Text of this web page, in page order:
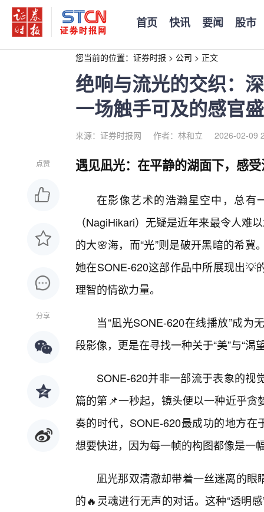
首页 快讯 要闻 股市
您当前的位置： 证券时报 > 公司 > 正文
绝响与流光的交织：
一场触手可及的感官
来源：证券时报网 作者：林和立 2026-02-09
点赞
分享
遇见凪光：在平静的湖面下，感
在影像艺术的浩瀚星空中，总有
（NagiHikari）无疑是近年来最令人难
的大🌸海，而“光”则是破开黑暗的希
她在SONE-620这部作品中所展现出💡
理智的情欲力量。
当“凪光SONE-620在线播放”成
段影像，更是在寻找一种关于“美”与“渴
SONE-620并非一部流于表象的视
篇的第📌一秒起，镜头便以一种近乎
奏的时代，SONE-620最成功的地方在
想要快进，因为每一帧的构图都像是一
凪光那双清澈却带着一丝迷离的
的🔥灵魂进行无声的对话。这种“透明